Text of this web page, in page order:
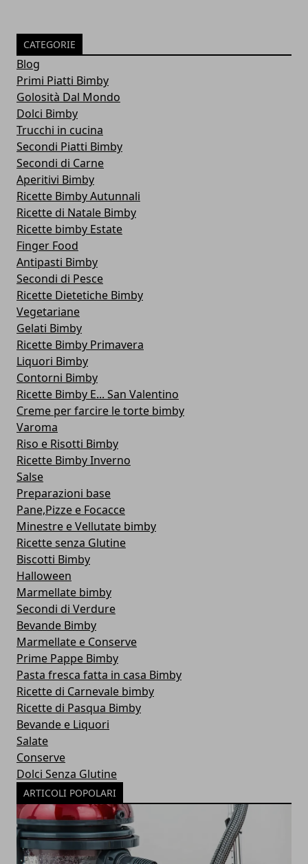
CATEGORIE
Blog
Primi Piatti Bimby
Golosità Dal Mondo
Dolci Bimby
Trucchi in cucina
Secondi Piatti Bimby
Secondi di Carne
Aperitivi Bimby
Ricette Bimby Autunnali
Ricette di Natale Bimby
Ricette bimby Estate
Finger Food
Antipasti Bimby
Secondi di Pesce
Ricette Dietetiche Bimby
Vegetariane
Gelati Bimby
Ricette Bimby Primavera
Liquori Bimby
Contorni Bimby
Ricette Bimby E... San Valentino
Creme per farcire le torte bimby
Varoma
Riso e Risotti Bimby
Ricette Bimby Inverno
Salse
Preparazioni base
Pane,Pizze e Focacce
Minestre e Vellutate bimby
Ricette senza Glutine
Biscotti Bimby
Halloween
Marmellate bimby
Secondi di Verdure
Bevande Bimby
Marmellate e Conserve
Prime Pappe Bimby
Pasta fresca fatta in casa Bimby
Ricette di Carnevale bimby
Ricette di Pasqua Bimby
Bevande e Liquori
Salate
Conserve
Dolci Senza Glutine
ARTICOLI POPOLARI